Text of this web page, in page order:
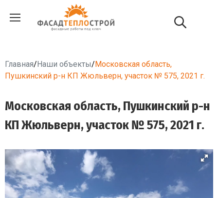
Главная/Наши объекты/Московская область,
Пушкинский р-н КП Жюльверн, участок № 575, 2021 г.
Московская область, Пушкинский р-н
КП Жюльверн, участок № 575, 2021 г.